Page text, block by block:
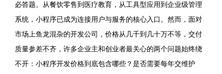
必答题。从餐饮零售到医疗教育，从工具型应用到企业级管理
系统，小程序已成为连接用户与服务的核心入口。然而，面对
市场上鱼龙混杂的开发公司，价格从几千到几十万不等，交付
质量参差不齐，许多企业主和创业者最关心的两个问题始终绕
不开：小程序开发价格到底包含哪些？是否需要每年交维护